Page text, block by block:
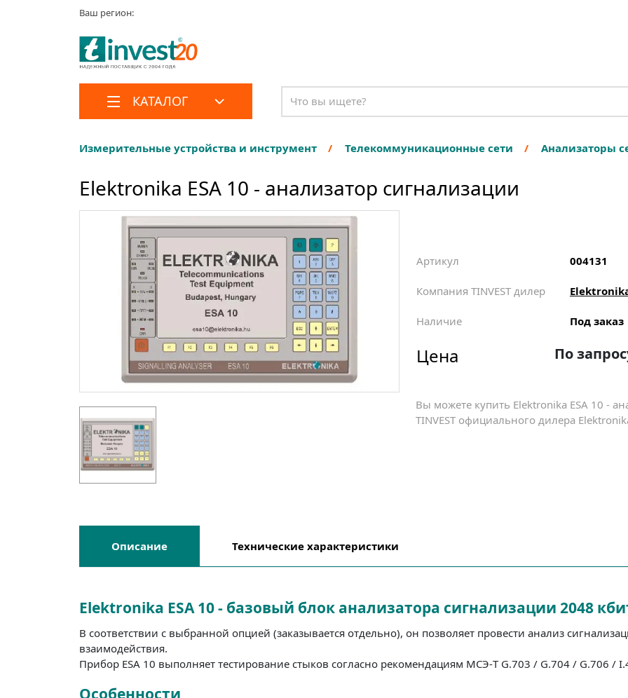
Ваш регион:
КАТАЛОГ
Измерительные устройства и инструмент Телекоммуникационные сети Анализаторы
Elektronika ESA 10 - анализатор сигнализации
Артикул 004131
Компания TINVEST дилер
Наличие Под заказ
Цена По
Вы можете купить Elektronika ESA 10 -
TINVEST официального дилера
Описание Технические характеристики
Elektronika ESA 10 - базовый блок анализатора сигнализации 2048
В соответствии с выбранной опцией (заказывается отдельно), он позволяет провести анализ
взаимодействия.
Прибор ESA 10 выполняет тестирование стыков согласно рекомендациям МСЭ-T G.703 / G.704 / G.706 /
Особенности